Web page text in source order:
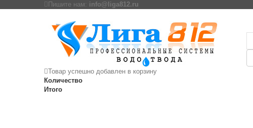
Пишите нам: info@liga812.ru
Товар успешно добавлен в корзину
Количество
Итого